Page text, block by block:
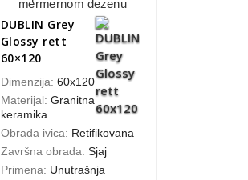
DUBLIN Grey
Glossy rett
60×120
Dimenzija: 60x120
Materijal: Granitna
keramika
Obrada ivica: Retifikovana
Završna obrada: Sjaj
Primena: Unutrašnja